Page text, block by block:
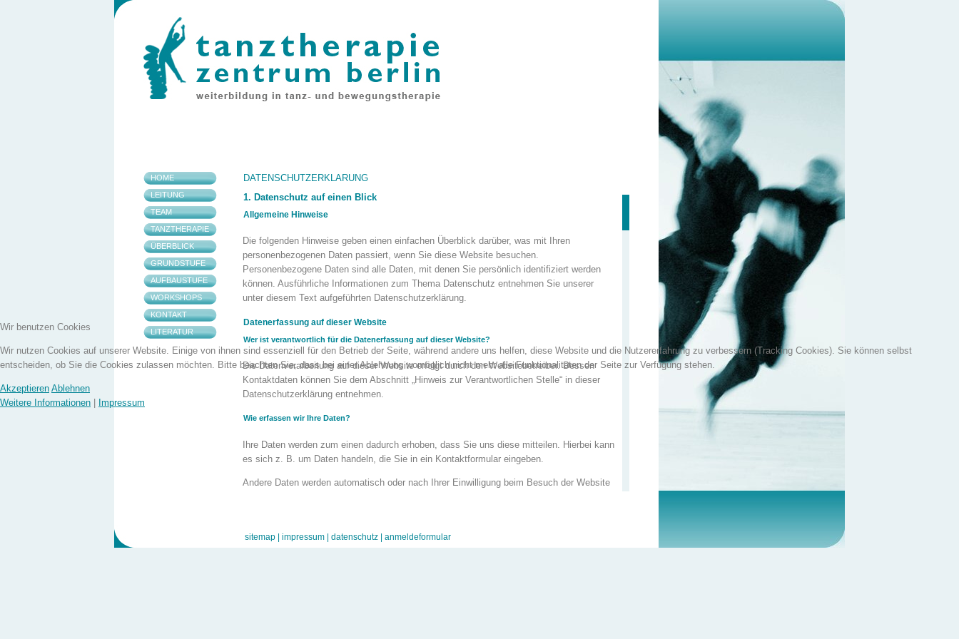
DATENSCHUTZERKLÄRUNG
1. Datenschutz auf einen Blick
Allgemeine Hinweise
Die folgenden Hinweise geben einen einfachen Überblick darüber, was mit Ihren
personenbezogenen Daten passiert, wenn Sie diese Website besuchen.
Personenbezogene Daten sind alle Daten, mit denen Sie persönlich identifiziert werden
können. Ausführliche Informationen zum Thema Datenschutz entnehmen Sie unserer
unter diesem Text aufgeführten Datenschutzerklärung.
Datenerfassung auf dieser Website
Wer ist verantwortlich für die Datenerfassung auf dieser Website?
Die Datenverarbeitung auf dieser Website erfolgt durch den Websitebetreiber. Dessen
Kontaktdaten können Sie dem Abschnitt „Hinweis zur Verantwortlichen Stelle“ in dieser
Datenschutzerklärung entnehmen.
Wie erfassen wir Ihre Daten?
Ihre Daten werden zum einen dadurch erhoben, dass Sie uns diese mitteilen. Hierbei kann
es sich z. B. um Daten handeln, die Sie in ein Kontaktformular eingeben.
Andere Daten werden automatisch oder nach Ihrer Einwilligung beim Besuch der Website
HOME
LEITUNG
TEAM
TANZTHERAPIE
ÜBERBLICK
GRUNDSTUFE
AUFBAUSTUFE
WORKSHOPS
KONTAKT
LITERATUR
sitemap | impressum | datenschutz | anmeldeformular
Wir benutzen Cookies
Wir nutzen Cookies auf unserer Website. Einige von ihnen sind essenziell für den Betrieb der Seite, während andere uns helfen, diese Website und die Nutzererfahrung zu verbessern (Tracking Cookies). Sie können selbst
entscheiden, ob Sie die Cookies zulassen möchten. Bitte beachten Sie, dass bei einer Ablehnung womöglich nicht mehr alle Funktionalitäten der Seite zur Verfügung stehen.
Akzeptieren Ablehnen
Weitere Informationen
Impressum